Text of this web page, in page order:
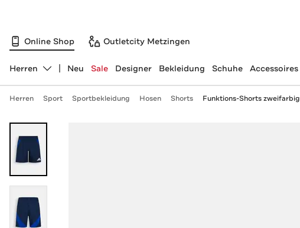
Online Shop Outletcity Metzingen
Abteilung ändern, ausgewählt:
Herren Neu Sale Designer Bekleidung Schuhe Accessoires
Herren Sport Sportbekleidung Hosen Shorts Funktions-Shorts zweifarbig